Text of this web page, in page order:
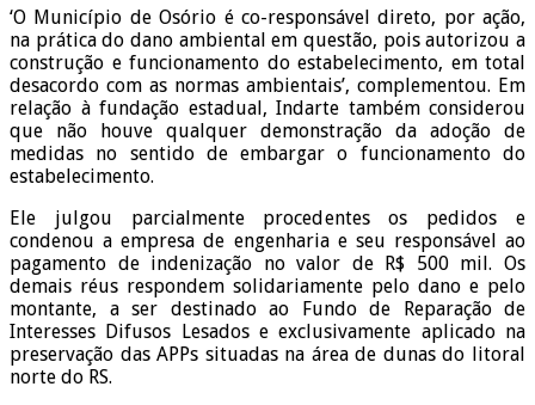
‘O Município de Osório é co-responsável direto, por ação,
na prática do dano ambiental em questão, pois autorizou a
construção e funcionamento do estabelecimento, em total
desacordo com as normas ambientais’, complementou. Em
relação à fundação estadual, Indarte também considerou
que não houve qualquer demonstração da adoção de
medidas no sentido de embargar o funcionamento do
estabelecimento.
Ele julgou parcialmente procedentes os pedidos e
condenou a empresa de engenharia e seu responsável ao
pagamento de indenização no valor de R$ 500 mil. Os
demais réus respondem solidariamente pelo dano e pelo
montante, a ser destinado ao Fundo de Reparação de
Interesses Difusos Lesados e exclusivamente aplicado na
preservação das APPs situadas na área de dunas do litoral
norte do RS.